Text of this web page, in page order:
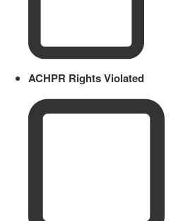
ACHPR Rights Violated